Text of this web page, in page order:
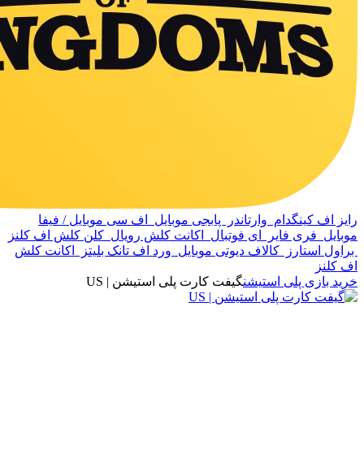
رایز اف کینگدام وارتاندر پابجی موبایل
اف سی موبایل / فیفا
موبایل فری فایر ای فوتبال اکانت کلش رویال کلن کلش اف کلنز
براول استارز
کالاف دیوتی موبایل ورد اف تانک بلیتز
اکانت کلش
اف کلنز
خرید بازی پلی استیشنگیفت کارت پلی استیشن | US